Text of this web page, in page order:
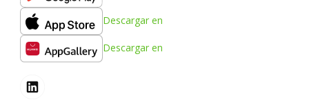
Descargar en
Descargar en